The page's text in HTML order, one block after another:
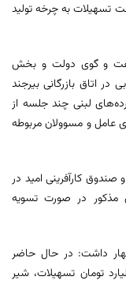
تسهیلات به چرخه تولید
و گوی دولت و بخش
اتاق بازرگانی بیرجند
لبنی چند جلسه از
عامل و مسوولان مربوطه
کارآفرینی امید در
مذکور در صورت تسویه
داشت: در حال حاضر
تولیدی هجرت طبس برای اخذ ۲ میلیارد تومان تسهیلات، شیر